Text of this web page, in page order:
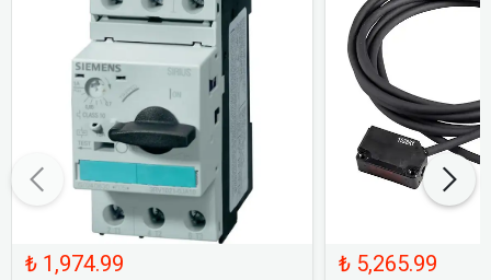
₺ 1,974.99 ₺ 5,265.99